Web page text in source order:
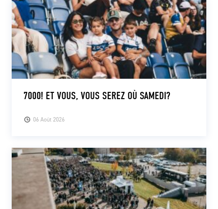
06 Août 2026
7000! ET VOUS, VOUS SEREZ OÙ SAMEDI?